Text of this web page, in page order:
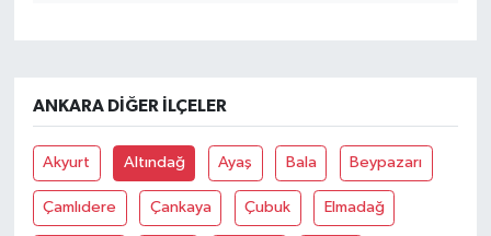
ANKARA DIĞER İLÇELER
Akyurt Altındağ Ayaş Bala Beypazarı
Çamlıdere Çankaya Çubuk Elmadağ